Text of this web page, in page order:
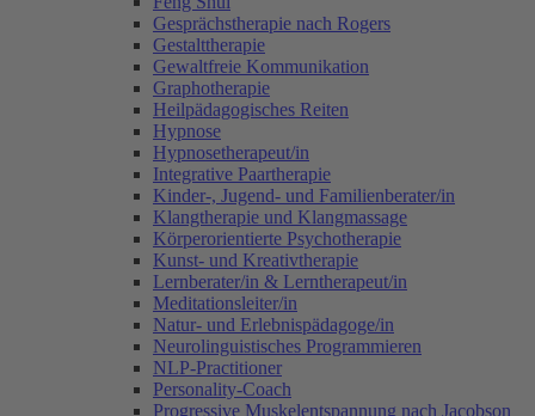
Gesprächstherapie nach Rogers
Gestalttherapie
Gewaltfreie Kommunikation
Graphotherapie
Heilpädagogisches Reiten
Hypnose
Hypnosetherapeut/in
Integrative Paartherapie
Kinder-, Jugend- und Familienberater/in
Klangtherapie und Klangmassage
Körperorientierte Psychotherapie
Kunst- und Kreativtherapie
Lernberater/in & Lerntherapeut/in
Meditationsleiter/in
Natur- und Erlebnispädagoge/in
Neurolinguistisches Programmieren
NLP-Practitioner
Personality-Coach
Progressive Muskelentspannung nach Jacobson